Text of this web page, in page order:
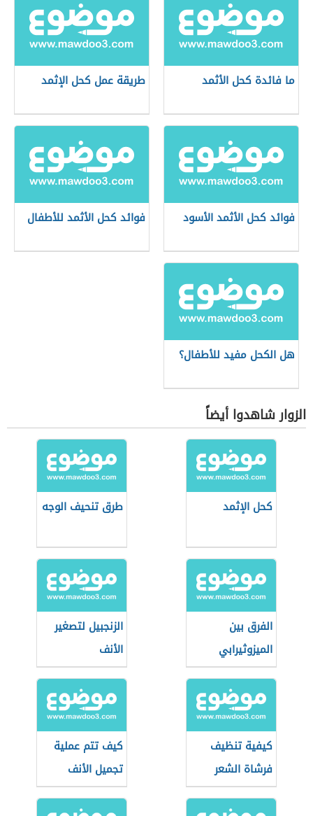
ما فائدة كحل الأثمد طريقة عمل كحل الإثمد
فوائد كحل الأثمد الأسود فوائد كحل الأثمد للأطفال
هل الكحل مفيد للأطفال؟
الزوار شاهدوا أيضاً
كحل الإثمد طرق تنحيف الوجه
الفرق بين
الميزوثيرابي
والبلازما للوجه
الزنجبيل لتصغير
الأنف
كيفية تنظيف
فرشاة الشعر
كيف تتم عملية
تجميل الأنف